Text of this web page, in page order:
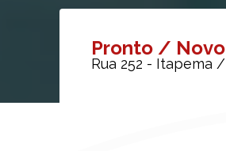
Pronto / Novo
Rua 252 - Itapema /